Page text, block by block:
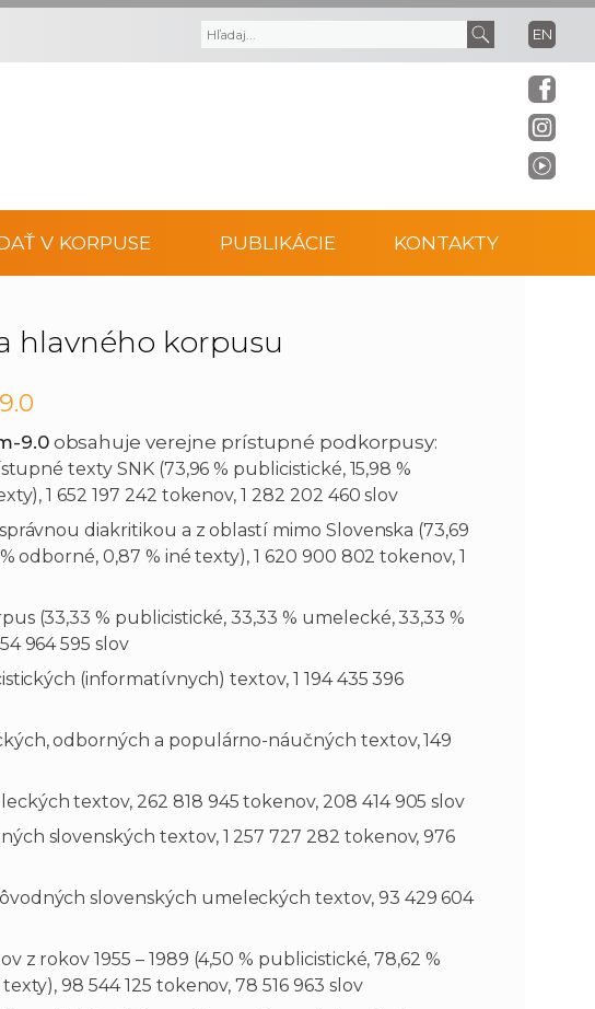
EN
ľ
n
ľ
e
V KORPUSE PUBLIKÁCIE KONTAKTY
hlavného korpusu
9.0obsahuje verejne prístupné podkorpusy:
texty SNK (73,96 % publicistické, 15,98 %
1 652 197 242 tokenov, 1 282 202 460 slov
diakritikou a z oblastí mimo Slovenska (73,69
odborné, 0,87 % iné texty), 1 620 900 802 tokenov, 1
(33,33 % publicistické, 33,33 % umelecké, 33,33 %
964 595 slov
(informatívnych) textov, 1 194 435 396
odborných a populárno-náučných textov, 149
textov, 262 818 945 tokenov, 208 414 905 slov
slovenských textov, 1 257 727 282 tokenov, 976
slovenských umeleckých textov, 93 429 604
z rokov 1955 – 1989 (4,50 % publicistické, 78,62 %
98 544 125 tokenov, 78 516 963 slov